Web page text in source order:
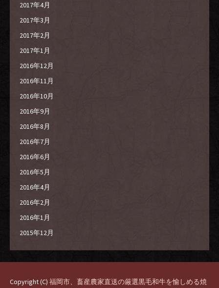
2017年4月
2017年3月
2017年2月
2017年1月
2016年12月
2016年11月
2016年10月
2016年9月
2016年8月
2016年7月
2016年6月
2016年5月
2016年4月
2016年2月
2016年1月
2015年12月
Copyright (C) 福岡市、畜産農家直送の厳選黒毛和牛を愉しめる焼